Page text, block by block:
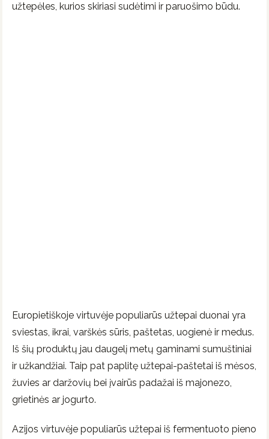
užtepėles, kurios skiriasi sudėtimi ir paruošimo būdu.
Europietiškoje virtuvėje populiarūs užtepai duonai yra
sviestas, ikrai, varškės sūris, paštetas, uogienė ir medus.
Iš šių produktų jau daugelį metų gaminami sumuštiniai
ir užkandžiai. Taip pat paplitę užtepai-paštetai iš mėsos,
žuvies ar daržovių bei įvairūs padažai iš majonezo,
grietinės ar jogurto.
Azijos virtuvėje populiarūs užtepai iš fermentuoto pieno